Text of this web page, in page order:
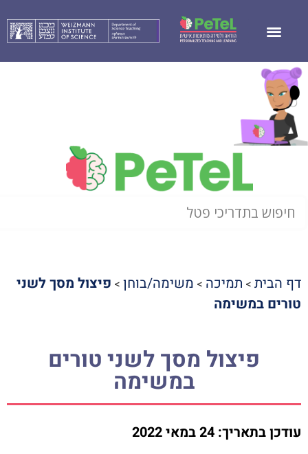
דף הבית>תמיכה>משימה/בוחן>פיצול מסך לשני
טורים במשימה
פיצול מסך לשני טורים
במשימה
עודכן בתאריך:24 במאי 2022